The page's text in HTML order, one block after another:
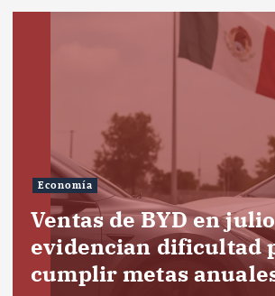
Economía
Ventas de BYD en julio
evidencian dificultad
cumplir metas